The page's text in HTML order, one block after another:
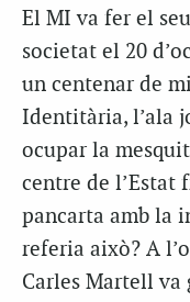
El MI va fer el
societat el 20
un centenar de
Identitària, l’ala
ocupar la
centre de l’Estat
pancarta amb la
referia això? A
Carles Martell va